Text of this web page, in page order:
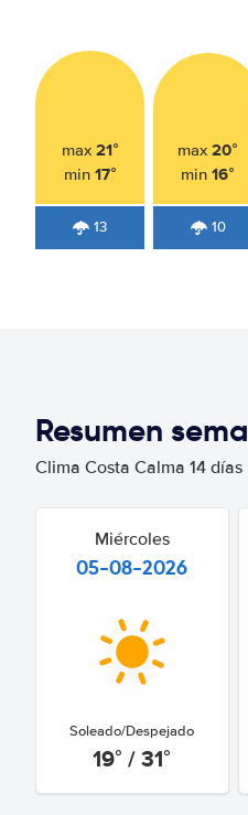
max 21°
min 17°
13
max20°
min16°
10
Resumen
Clima Costa Calma 14 días
Miércoles
05-08-2026
Soleado/Despejado
19° / 31°